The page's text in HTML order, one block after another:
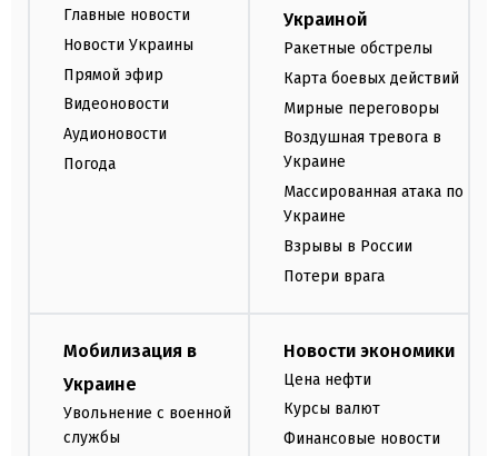
Главные новости
Новости Украины
Прямой эфир
Видеоновости
Аудионовости
Погода
Украиной
Ракетные обстрелы
Карта боевых действий
Мирные переговоры
Воздушная тревога в
Украине
Массированная атака по
Украине
Взрывы в России
Потери врага
Мобилизация в
Украине
Увольнение с военной
службы
Новости экономики
Цена нефти
Курсы валют
Финансовые новости